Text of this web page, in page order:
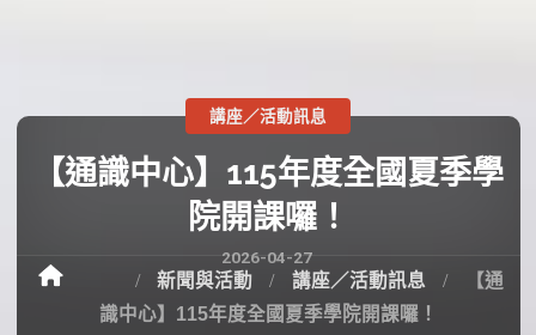
【通識中心】115年度全國夏季學
院開課囉！
2026-04-27
講座／活動訊息
新聞與活動 講座／活動訊息
【通
識中心】115年度全國夏季學院開課囉！